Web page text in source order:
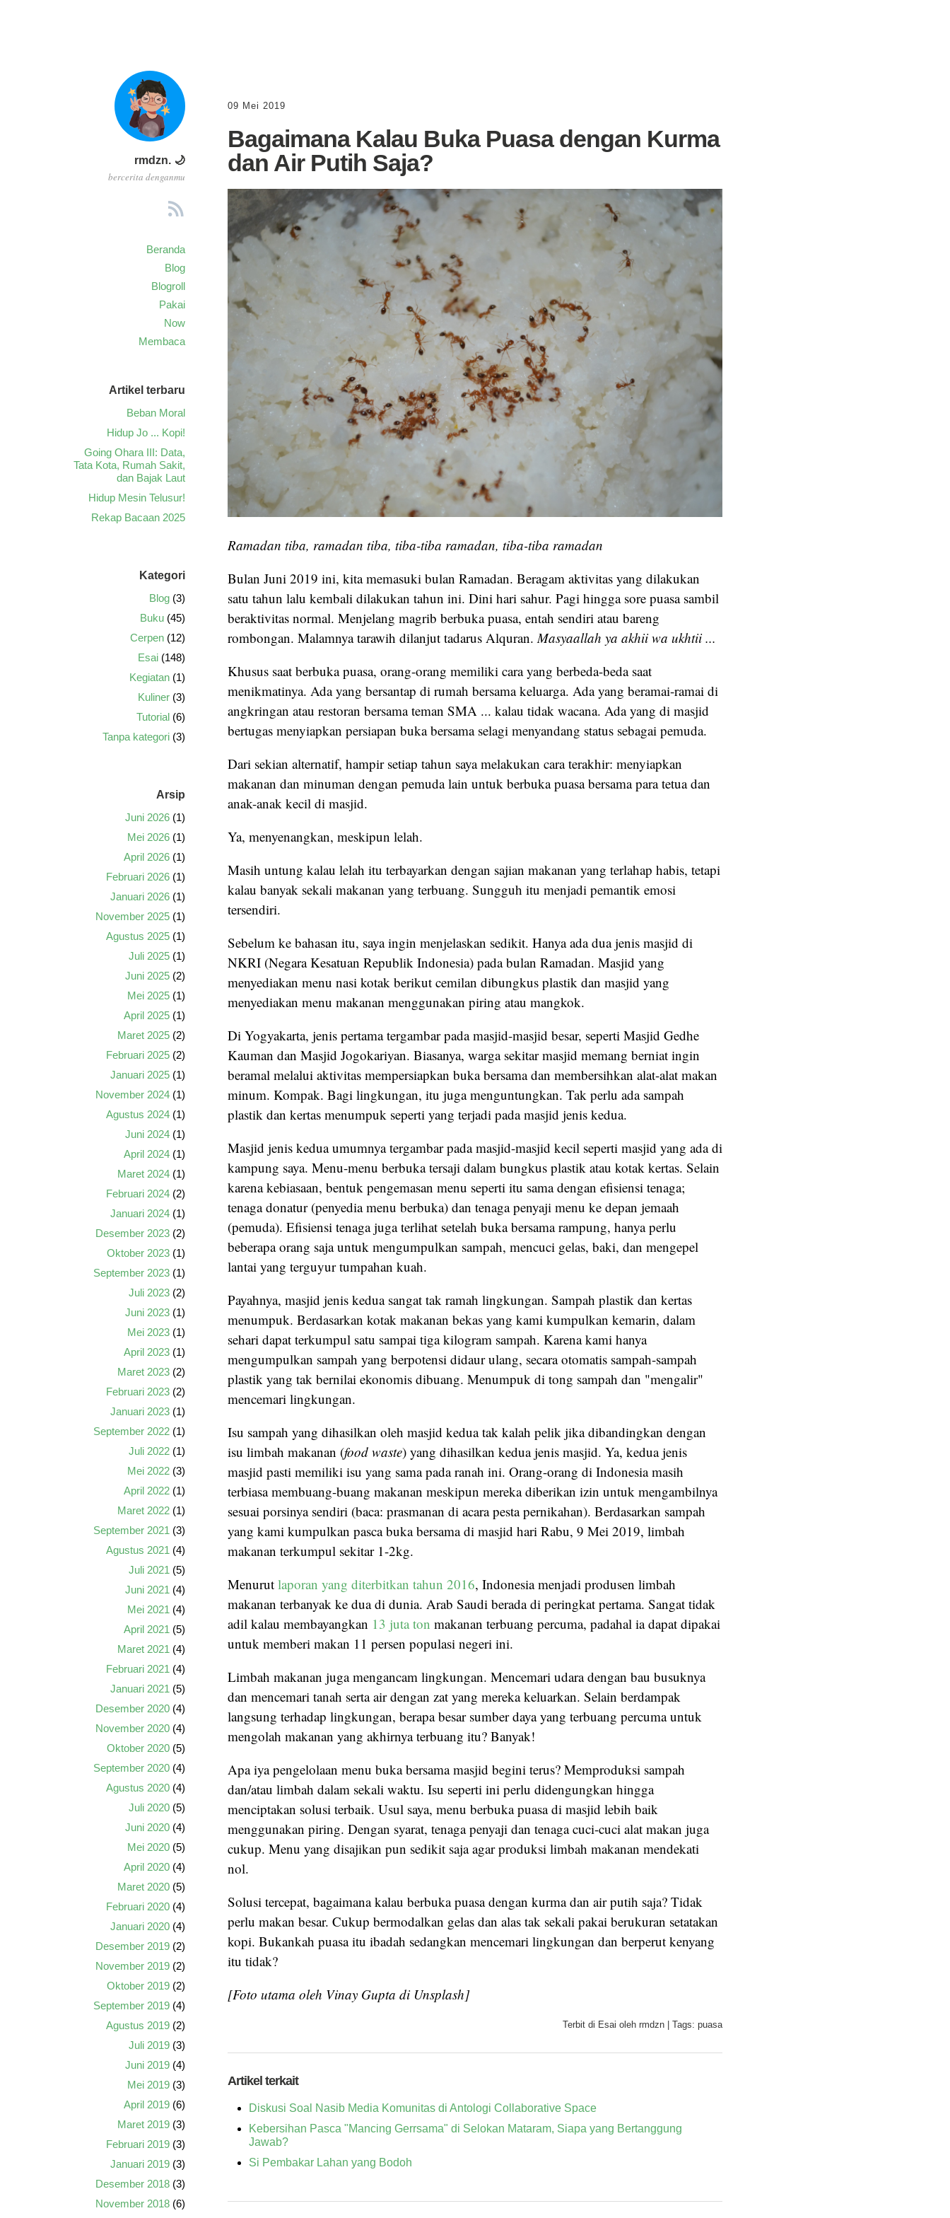
rmdzn. 🌙
bercerita denganmu
Beranda
Blog
Blogroll
Pakai
Now
Membaca
09 Mei 2019
Bagaimana Kalau Buka Puasa dengan Kurma
dan Air Putih Saja?
Ramadan tiba, ramadan tiba, tiba-tiba ramadan, tiba-tiba ramadan
Bulan Juni 2019 ini, kita memasuki bulan Ramadan. Beragam aktivitas yang dilakukan
satu tahun lalu kembali dilakukan tahun ini. Dini hari sahur. Pagi hingga sore puasa sambil
beraktivitas normal. Menjelang magrib berbuka puasa, entah sendiri atau bareng
rombongan. Malamnya tarawih dilanjut tadarus Alquran. Masyaallah ya akhii wa ukhtii ...
Khusus saat berbuka puasa, orang-orang memiliki cara yang berbeda-beda saat
menikmatinya. Ada yang bersantap di rumah bersama keluarga. Ada yang beramai-ramai di
angkringan atau restoran bersama teman SMA ... kalau tidak wacana. Ada yang di masjid
bertugas menyiapkan persiapan buka bersama selagi menyandang status sebagai pemuda.
Dari sekian alternatif, hampir setiap tahun saya melakukan cara terakhir: menyiapkan
makanan dan minuman dengan pemuda lain untuk berbuka puasa bersama para tetua dan
anak-anak kecil di masjid.
Ya, menyenangkan, meskipun lelah.
Masih untung kalau lelah itu terbayarkan dengan sajian makanan yang terlahap habis, tetapi
kalau banyak sekali makanan yang terbuang. Sungguh itu menjadi pemantik emosi
tersendiri.
Sebelum ke bahasan itu, saya ingin menjelaskan sedikit. Hanya ada dua jenis masjid di
NKRI (Negara Kesatuan Republik Indonesia) pada bulan Ramadan. Masjid yang
menyediakan menu nasi kotak berikut cemilan dibungkus plastik dan masjid yang
menyediakan menu makanan menggunakan piring atau mangkok.
Di Yogyakarta, jenis pertama tergambar pada masjid-masjid besar, seperti Masjid Gedhe
Kauman dan Masjid Jogokariyan. Biasanya, warga sekitar masjid memang berniat ingin
beramal melalui aktivitas mempersiapkan buka bersama dan membersihkan alat-alat makan
minum. Kompak. Bagi lingkungan, itu juga menguntungkan. Tak perlu ada sampah
plastik dan kertas menumpuk seperti yang terjadi pada masjid jenis kedua.
Masjid jenis kedua umumnya tergambar pada masjid-masjid kecil seperti masjid yang ada di
kampung saya. Menu-menu berbuka tersaji dalam bungkus plastik atau kotak kertas. Selain
karena kebiasaan, bentuk pengemasan menu seperti itu sama dengan efisiensi tenaga;
tenaga donatur (penyedia menu berbuka) dan tenaga penyaji menu ke depan jemaah
(pemuda). Efisiensi tenaga juga terlihat setelah buka bersama rampung, hanya perlu
beberapa orang saja untuk mengumpulkan sampah, mencuci gelas, baki, dan mengepel
lantai yang terguyur tumpahan kuah.
Payahnya, masjid jenis kedua sangat tak ramah lingkungan. Sampah plastik dan kertas
menumpuk. Berdasarkan kotak makanan bekas yang kami kumpulkan kemarin, dalam
sehari dapat terkumpul satu sampai tiga kilogram sampah. Karena kami hanya
mengumpulkan sampah yang berpotensi didaur ulang, secara otomatis sampah-sampah
plastik yang tak bernilai ekonomis dibuang. Menumpuk di tong sampah dan "mengalir"
mencemari lingkungan.
Isu sampah yang dihasilkan oleh masjid kedua tak kalah pelik jika dibandingkan dengan
isu limbah makanan (food waste) yang dihasilkan kedua jenis masjid. Ya, kedua jenis
masjid pasti memiliki isu yang sama pada ranah ini. Orang-orang di Indonesia masih
terbiasa membuang-buang makanan meskipun mereka diberikan izin untuk mengambilnya
sesuai porsinya sendiri (baca: prasmanan di acara pesta pernikahan). Berdasarkan sampah
yang kami kumpulkan pasca buka bersama di masjid hari Rabu, 9 Mei 2019, limbah
makanan terkumpul sekitar 1-2kg.
Menurut laporan yang diterbitkan tahun 2016, Indonesia menjadi produsen limbah
makanan terbanyak ke dua di dunia. Arab Saudi berada di peringkat pertama. Sangat tidak
adil kalau membayangkan 13 juta ton makanan terbuang percuma, padahal ia dapat dipakai
untuk memberi makan 11 persen populasi negeri ini.
Limbah makanan juga mengancam lingkungan. Mencemari udara dengan bau busuknya
dan mencemari tanah serta air dengan zat yang mereka keluarkan. Selain berdampak
langsung terhadap lingkungan, berapa besar sumber daya yang terbuang percuma untuk
mengolah makanan yang akhirnya terbuang itu? Banyak!
Apa iya pengelolaan menu buka bersama masjid begini terus? Memproduksi sampah
dan/atau limbah dalam sekali waktu. Isu seperti ini perlu didengungkan hingga
menciptakan solusi terbaik. Usul saya, menu berbuka puasa di masjid lebih baik
menggunakan piring. Dengan syarat, tenaga penyaji dan tenaga cuci-cuci alat makan juga
cukup. Menu yang disajikan pun sedikit saja agar produksi limbah makanan mendekati
nol.
Solusi tercepat, bagaimana kalau berbuka puasa dengan kurma dan air putih saja? Tidak
perlu makan besar. Cukup bermodalkan gelas dan alas tak sekali pakai berukuran setatakan
kopi. Bukankah puasa itu ibadah sedangkan mencemari lingkungan dan berperut kenyang
itu tidak?
[Foto utama oleh Vinay Gupta di Unsplash]
Terbit di Esai oleh rmdzn Tags: puasa
Artikel terkait
Diskusi Soal Nasib Media Komunitas di Antologi Collaborative Space
Kebersihan Pasca "Mancing Gerrsama" di Selokan Mataram, Siapa yang Bertanggung
Jawab?
Si Pembakar Lahan yang Bodoh
Artikel terbaru
Beban Moral
Hidup Jo ... Kopi!
Going Ohara III: Data,
Tata Kota, Rumah Sakit,
dan Bajak Laut
Hidup Mesin Telusur!
Rekap Bacaan 2025
Kategori
Blog (3)
Buku (45)
Cerpen (12)
Esai (148)
Kegiatan (1)
Kuliner (3)
Tutorial (6)
Tanpa kategori (3)
Arsip
Juni 2026 (1)
Mei 2026 (1)
April 2026 (1)
Februari 2026 (1)
Januari 2026 (1)
November 2025 (1)
Agustus 2025 (1)
Juli 2025 (1)
Juni 2025 (2)
Mei 2025 (1)
April 2025 (1)
Maret 2025 (2)
Februari 2025 (2)
Januari 2025 (1)
November 2024 (1)
Agustus 2024 (1)
Juni 2024 (1)
April 2024 (1)
Maret 2024 (1)
Februari 2024 (2)
Januari 2024 (1)
Desember 2023 (2)
Oktober 2023 (1)
September 2023 (1)
Juli 2023 (2)
Juni 2023 (1)
Mei 2023 (1)
April 2023 (1)
Maret 2023 (2)
Februari 2023 (2)
Januari 2023 (1)
September 2022 (1)
Juli 2022 (1)
Mei 2022 (3)
April 2022 (1)
Maret 2022 (1)
September 2021 (3)
Agustus 2021 (4)
Juli 2021 (5)
Juni 2021 (4)
Mei 2021 (4)
April 2021 (5)
Maret 2021 (4)
Februari 2021 (4)
Januari 2021 (5)
Desember 2020 (4)
November 2020 (4)
Oktober 2020 (5)
September 2020 (4)
Agustus 2020 (4)
Juli 2020 (5)
Juni 2020 (4)
Mei 2020 (5)
April 2020 (4)
Maret 2020 (5)
Februari 2020 (4)
Januari 2020 (4)
Desember 2019 (2)
November 2019 (2)
Oktober 2019 (2)
September 2019 (4)
Agustus 2019 (2)
Juli 2019 (3)
Juni 2019 (4)
Mei 2019 (3)
April 2019 (6)
Maret 2019 (3)
Februari 2019 (3)
Januari 2019 (3)
Desember 2018 (3)
November 2018 (6)